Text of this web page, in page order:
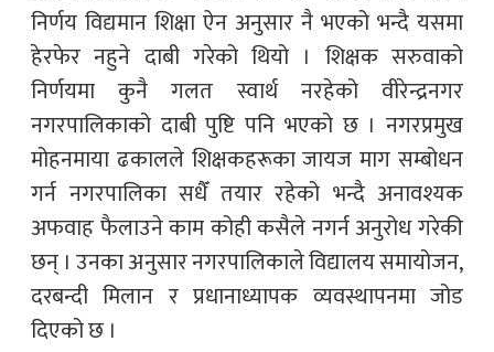
निर्णय विद्यमान शिक्षा ऐन अनुसार नै भएको भन्दै यसमा
हेरफेर नहुने दाबी गरेको थियो । शिक्षक सरुवाको
निर्णयमा कुनै गलत स्वार्थ नरहेको वीरेन्द्रनगर
नगरपालिकाको दाबी पुष्टि पनि भएको छ । नगरप्रमुख
मोहनमाया ढकालले शिक्षकहरूका जायज माग सम्बोधन
गर्न नगरपालिका सधैँ तयार रहेको भन्दै अनावश्यक
अफवाह फैलाउने काम कोही कसैले नगर्न अनुरोध गरेकी
छन् । उनका अनुसार नगरपालिकाले विद्यालय समायोजन,
दरबन्दी मिलान र प्रधानाध्यापक व्यवस्थापनमा जोड
दिएको छ ।